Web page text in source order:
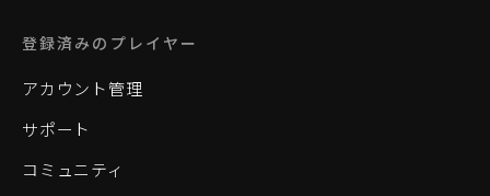
登録済みのプレイヤー
アカウント管理
サポート
コミュニティ